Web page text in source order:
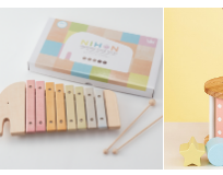
ゼリーバウム カット
（レモン＆紅茶）（432
円）
麦